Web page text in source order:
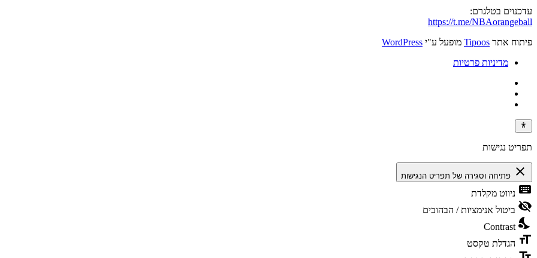
עדכנוים בטלגרם:
https://t.me/NBAorangeball
פיתוח אתר Tipoos מופעל ע"י WordPress
מדיניות פרטיות
תפריט נגישות
close פתיחה וסגירה של תפריט הנגישות
keyboard ניווט מקלדת
visibility_off ביטול אנימציות / הבהובים
nights_stay
Contrast
format_size הגדלת טקסט